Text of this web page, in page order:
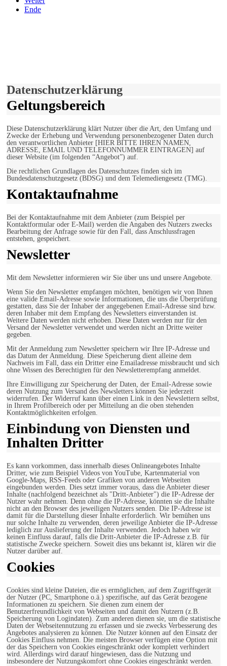
Ende
Datenschutzerklärung
Geltungsbereich
Diese Datenschutzerklärung klärt Nutzer über die Art, den Umfang und
Zwecke der Erhebung und Verwendung personenbezogener Daten durch
den verantwortlichen Anbieter [HIER BITTE IHREN NAMEN,
ADRESSE, EMAIL UND TELEFONNUMMER EINTRAGEN] auf
dieser Website (im folgenden “Angebot”) auf.
Die rechtlichen Grundlagen des Datenschutzes finden sich im
Bundesdatenschutzgesetz (BDSG) und dem Telemediengesetz (TMG).
Kontaktaufnahme
Bei der Kontaktaufnahme mit dem Anbieter (zum Beispiel per
Kontaktformular oder E-Mail) werden die Angaben des Nutzers zwecks
Bearbeitung der Anfrage sowie für den Fall, dass Anschlussfragen
entstehen, gespeichert.
Newsletter
Mit dem Newsletter informieren wir Sie über uns und unsere Angebote.
Wenn Sie den Newsletter empfangen möchten, benötigen wir von Ihnen
eine valide Email-Adresse sowie Informationen, die uns die Überprüfung
gestatten, dass Sie der Inhaber der angegebenen Email-Adresse sind bzw.
deren Inhaber mit dem Empfang des Newsletters einverstanden ist.
Weitere Daten werden nicht erhoben. Diese Daten werden nur für den
Versand der Newsletter verwendet und werden nicht an Dritte weiter
gegeben.
Mit der Anmeldung zum Newsletter speichern wir Ihre IP-Adresse und
das Datum der Anmeldung. Diese Speicherung dient alleine dem
Nachweis im Fall, dass ein Dritter eine Emailadresse missbraucht und sich
ohne Wissen des Berechtigten für den Newsletterempfang anmeldet.
Ihre Einwilligung zur Speicherung der Daten, der Email-Adresse sowie
deren Nutzung zum Versand des Newsletters können Sie jederzeit
widerrufen. Der Widerruf kann über einen Link in den Newslettern selbst,
in Ihrem Profilbereich oder per Mitteilung an die oben stehenden
Kontaktmöglichkeiten erfolgen.
Einbindung von Diensten und
Inhalten Dritter
Es kann vorkommen, dass innerhalb dieses Onlineangebotes Inhalte
Dritter, wie zum Beispiel Videos von YouTube, Kartenmaterial von
Google-Maps, RSS-Feeds oder Grafiken von anderen Webseiten
eingebunden werden. Dies setzt immer voraus, dass die Anbieter dieser
Inhalte (nachfolgend bezeichnet als "Dritt-Anbieter") die IP-Adresse der
Nutzer wahr nehmen. Denn ohne die IP-Adresse, könnten sie die Inhalte
nicht an den Browser des jeweiligen Nutzers senden. Die IP-Adresse ist
damit für die Darstellung dieser Inhalte erforderlich. Wir bemühen uns
nur solche Inhalte zu verwenden, deren jeweilige Anbieter die IP-Adresse
lediglich zur Auslieferung der Inhalte verwenden. Jedoch haben wir
keinen Einfluss darauf, falls die Dritt-Anbieter die IP-Adresse z.B. für
statistische Zwecke speichern. Soweit dies uns bekannt ist, klären wir die
Nutzer darüber auf.
Cookies
Cookies sind kleine Dateien, die es ermöglichen, auf dem Zugriffsgerät
der Nutzer (PC, Smartphone o.ä.) spezifische, auf das Gerät bezogene
Informationen zu speichern. Sie dienen zum einem der
Benutzerfreundlichkeit von Webseiten und damit den Nutzern (z.B.
Speicherung von Logindaten). Zum anderen dienen sie, um die statistische
Daten der Webseitennutzung zu erfassen und sie zwecks Verbesserung des
Angebotes analysieren zu können. Die Nutzer können auf den Einsatz der
Cookies Einfluss nehmen. Die meisten Browser verfügen eine Option mit
der das Speichern von Cookies eingeschränkt oder komplett verhindert
wird. Allerdings wird darauf hingewiesen, dass die Nutzung und
insbesondere der Nutzungskomfort ohne Cookies eingeschränkt werden.